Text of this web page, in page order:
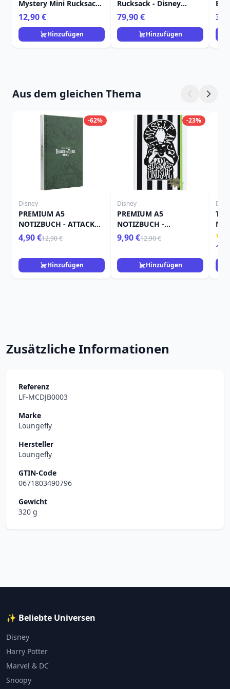
Mystery Mini Rucksack
Schlüsselanhänger
Charm - Disney
Loungefly
12,90 €
Hinzufügen
Rucksack - Disney
Loungefly
79,90 €
Hinzufügen
Aus dem gleichen Thema
-62%
Disney
PREMIUM A5
NOTIZBUCH - ATTACK
ON TITANS
4,90 €12,90 €
Hinzufügen
-23%
Disney
PREMIUM A5
NOTIZBUCH -
BEETLEJUICE
9,90 €12,90 €
Hinzufügen
MIT
Zusätzliche Informationen
Referenz
LF-MCDJB0003
Marke
Loungefly
Hersteller
Loungefly
GTIN-Code
0671803490796
Gewicht
320 g
✨ Beliebte Universen
Disney
Harry Potter
Marvel & DC
Snoopy